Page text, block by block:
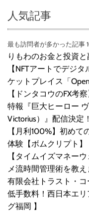
人気記事
最も訪問者が多かった記事
りもわのお金と投資
【NFTアートでデジ
ケットプレイス「
【ドンタコウのFX考
特報『巨大ヒーロー
Victorius）』配信決定
【月利100%】初めて
体験【ボムクリプト】
【タイムイズマネー
メ流時間管理術を教え
有限会社トラスト・コ
低手数料！西日本エ
グ福岡 】